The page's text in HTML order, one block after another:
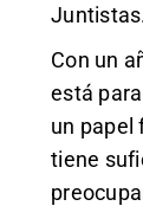
Con un
está
un papel
tiene